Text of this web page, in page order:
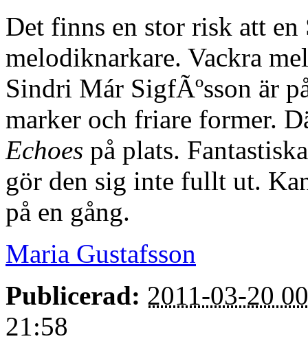
Det finns en stor risk att en
melodiknarkare. Vackra
Sindri Már SigfÃºsson är
marker och friare former.
Echoes på plats.
gör den sig inte fullt ut.
på en gång.
Maria Gustafsson
Publicerad: 2011-03-20
21:58